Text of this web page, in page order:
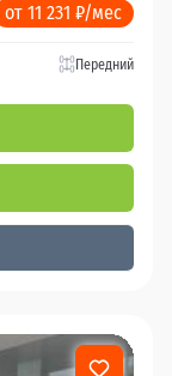
от 11 231 ₽/мес
Передний